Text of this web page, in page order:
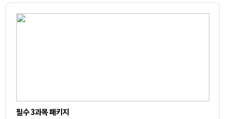
필수 3과목 패키지